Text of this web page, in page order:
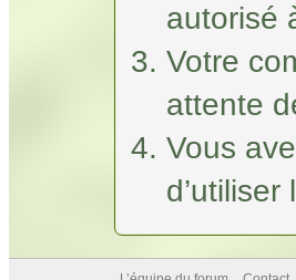
autorisé
Votre
attente
Vous